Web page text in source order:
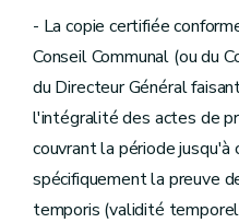
- La copie certifiée
Conseil Communal (ou du
du Directeur Général
l'intégralité des actes de
couvrant la période jusqu'à
spécifiquement la preuve
temporis (validité